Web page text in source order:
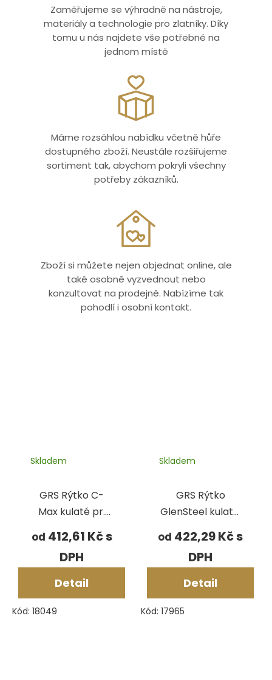
Zaměřujeme se výhradně na nástroje,
materiály a technologie pro zlatníky. Díky
tomu u nás najdete vše potřebné na
jednom místě
Máme rozsáhlou nabídku včetně hůře
dostupného zboží. Neustále rozšiřujeme
sortiment tak, abychom pokryli všechny
potřeby zákazníků.
Zboží si můžete nejen objednat online, ale
také osobně vyzvednout nebo
konzultovat na prodejně. Nabízíme tak
pohodlí i osobní kontakt.
GRS Rýtko C-
Max kulaté pr.
1,80 mm,
polotovar
Skladem
od 412,61 Kč
Detail
Kód: 18049
GRS Rýtko
GlenSteel kulaté,
polotovar
Skladem
od 422,29 Kč
Detail
Kód: 17965